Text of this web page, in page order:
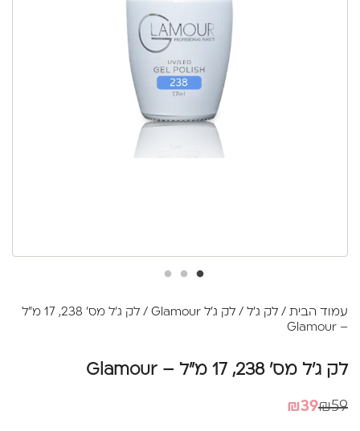
עמוד הבית / לק ג'ל / לק ג'ל Glamour
/ לק ג'ל מס' 238, 17 מ"ל
– Glamour
לק ג'ל מס' 238, 17 מ"ל – Glamour
₪59
המחיר₪39
המחיר